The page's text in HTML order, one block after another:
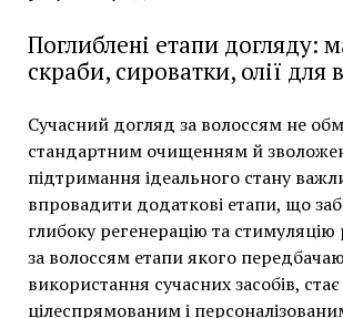
Поглиблені етапи догляду:
скраби, сироватки, олії для
Сучасний догляд за волоссям не
стандартним очищенням й
підтримання ідеального стану
впровадити додаткові етапи, що
глибоку регенерацію та стимуляцію
за волоссям етапи якого
використання сучасних засобів, стає
цілеспрямованим і